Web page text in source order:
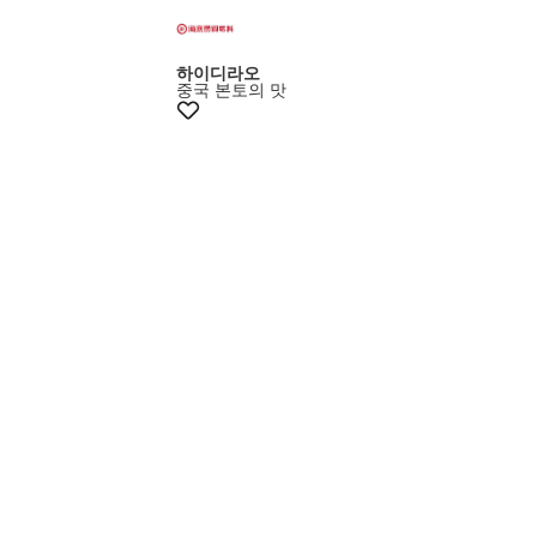
하이디라오
중국 본토의 맛